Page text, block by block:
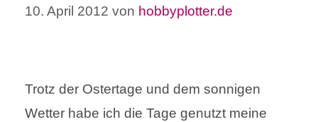
10. April 2012 von hobbyplotter.de
Trotz der Ostertage und dem sonnigen
Wetter habe ich die Tage genutzt meine